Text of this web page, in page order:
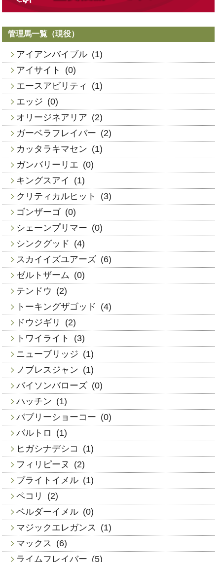
管理馬一覧（現役）
アイアンバイブル (1)
アイサイト
(0)
エースアビリティ
(1)
エッジ (0)
オリージネアリア (2)
ガーベラフレイバー (2)
カッタラキマセン (1)
ガンバリーリエ (0)
キングスアイ
(1)
クリティカルヒット
(3)
ゴンザーゴ (0)
シェーンプリマー (0)
シンクグッド (4)
スカイイズユアーズ (6)
ゼルトザーム (0)
テンドウ (2)
トーキングザゴッド (4)
ドウジギリ
(2)
トワイライト
(3)
ニューブリッジ (1)
ノブレスジャン (1)
バイソンバローズ (0)
ハッチン (1)
バブリーショーコー (0)
バルトロ
(1)
ヒガシナデシコ
(1)
フィリピーヌ
(2)
ブライトイメル (1)
ペコリ
(2)
ベルダーイメル (0)
マジックエレガンス
(1)
マックス
(6)
ライムフレイバー (5)